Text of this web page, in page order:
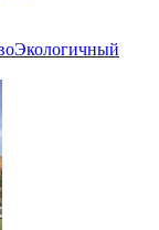
Экологичный